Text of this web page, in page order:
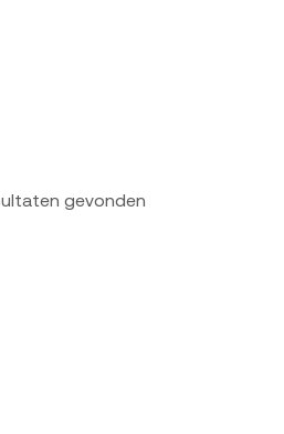
gevonden